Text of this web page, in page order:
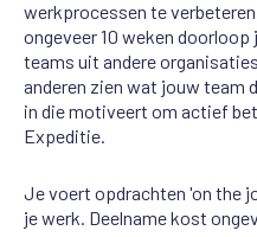
werkprocessen te verbeteren
ongeveer 10 weken
teams uit andere
anderen zien wat jouw team
in die motiveert om actief
Expeditie.
Je voert opdrachten 'on the
je werk. Deelname kost